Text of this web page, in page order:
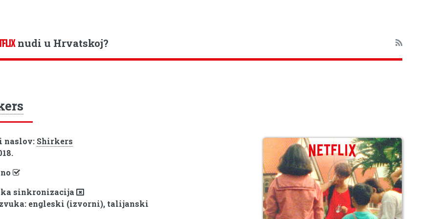
nudi u Hrvatskoj?
naslov: Shirkers
sinkronizacija
engleski (izvorni), talijanski